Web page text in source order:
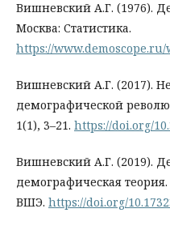
Вишневский А.Г. (1976).
Москва: Статистика.
https://
Вишневский А.Г. (2017).
демографической
1(1), 3–21. https://doi.org/
Вишневский А.Г. (2019).
демографическая
ВШЭ. https://doi.org/